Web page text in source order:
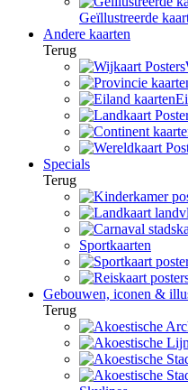
Geïllustreerde
Andere kaarten
Terug
Specials
Terug
Sportkaarten
Gebouwen, iconen &
Terug